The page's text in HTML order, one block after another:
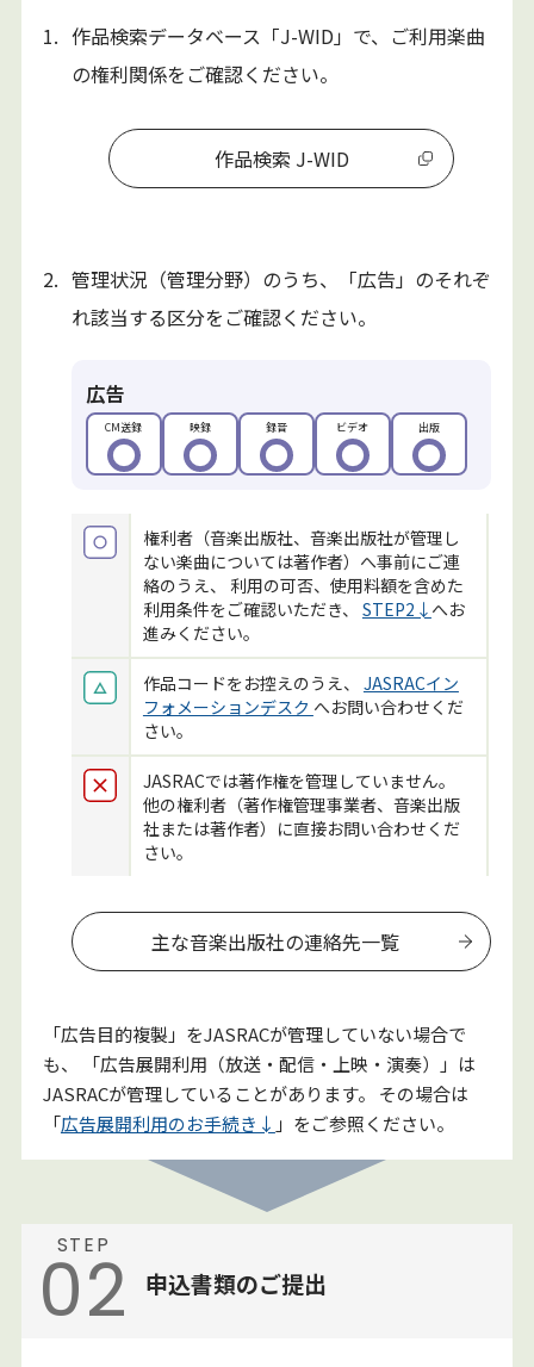
1. 作品検索データベース「J-WID」で、ご利用楽曲
の権利関係をご確認ください。
作品検索 J-WID
2. 管理状況（管理分野）のうち、「広告」のそれぞ
れ該当する区分をご確認ください。
広告
CM送録 映録 録音 ビデオ 出版
権利者（音楽出版社、音楽出版社が管理し
ない楽曲については著作者）へ事前にご連
絡のうえ、 利用の可否、使用料額を含めた
利用条件をご確認いただき、 STEP2↓ へお
進みください。
作品コードをお控えのうえ、 JASRACイン
フォメーションデスク へお問い合わせくだ
さい。
JASRACでは著作権を管理していません。
他の権利者（著作権管理事業者、音楽出版
社または著作者）に直接お問い合わせくだ
さい。
主な音楽出版社の連絡先一覧
「広告目的複製」をJASRACが管理していない場合で
も、 「広告展開利用（放送・配信・上映・演奏）」は
JASRACが管理していることがあります。 その場合は
「広告展開利用のお手続き↓ 」をご参照ください。
STEP
02 申込書類のご提出